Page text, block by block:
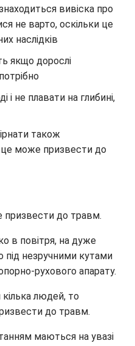
вивіска про
не варто, оскільки це
наслідків
якщо дорослі
і не плавати на глибині,
також
може призвести до
до травм.
в повітря, на дуже
під незручними кутами
рухового апарату.
людей, то
до травм.
маються на увазі